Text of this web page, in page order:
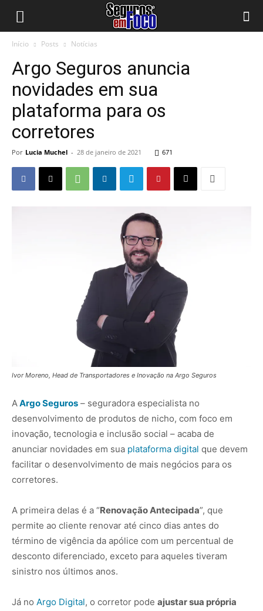
Início Posts Notícias
Argo Seguros anuncia
novidades em sua
plataforma para os
corretores
Por Lucia Muchel - 28 de janeiro de 2021 671
Ivor Moreno, Head de Transportadores e Inovação na Argo Seguros
AArgo Seguros – seguradora especialista no
desenvolvimento de produtos de nicho, com foco em
inovação, tecnologia e inclusão social – acaba de
anunciar novidades em sua plataforma digital que devem
facilitar o desenvolvimento de mais negócios para os
corretores.
A primeira delas é a “Renovação Antecipada”, que
permite ao cliente renovar até cinco dias antes do
término de vigência da apólice com um percentual de
desconto diferenciado, exceto para aqueles tiveram
sinistro nos últimos anos.
Já no Argo Digital, o corretor pode ajustar sua própria